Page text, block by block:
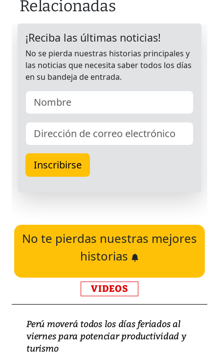
Relacionadas
No te pierdas nuestras mejores
historias
VIDEOS
Perú moverá todos los días feriados al
viernes para potenciar productividad y
turismo